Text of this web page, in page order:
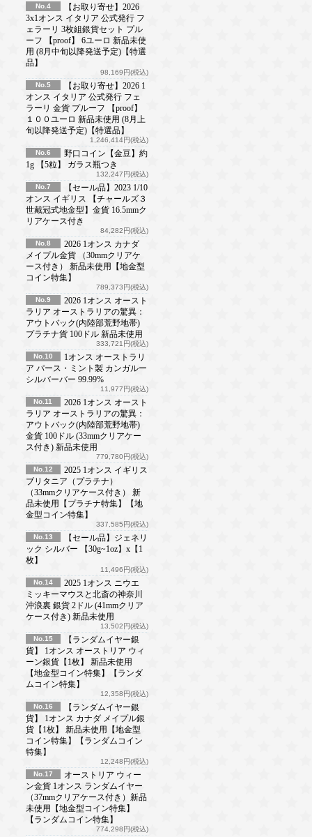
No.4
【お取り寄せ】2026
3x1オンス イタリア 公式発行 フ
ェラーリ 3枚組銀貨セット プル
ーフ 【proof】 6ユーロ 新品未使
用 (8月中旬以降発送予定)【特選
品】
98,169円(税込)
No.5
【お取り寄せ】2026 1
オンス イタリア 公式発行 フェ
ラーリ 金貨 プルーフ 【proof】
１００ユーロ 新品未使用 (8月上
旬以降発送予定)【特選品】
1,246,414円(税込)
No.6
野口コイン【金豆】約
1g 【5粒】 ガラス瓶つき
132,247円(税込)
No.7
【セール品】2023 1/10
オンス イギリス 【チャールズ３
世戴冠式地金型】金貨 16.5mmク
リアケース付き
84,282円(税込)
No.8
2026 1オンス カナダ
メイプル金貨 （30mmクリアケ
ース付き） 新品未使用【地金型
コイン特集】
789,373円(税込)
No.9
2026 1オンス オースト
ラリア オーストラリアの驚異：
アウトバック(内陸部荒野地帯)
プラチナ貨 100ドル 新品未使用
333,721円(税込)
No.10
1オンス オーストラリ
ア パース・ミント製 カンガルー
シルバーバー 99.99%
11,977円(税込)
No.11
2026 1オンス オースト
ラリア オーストラリアの驚異：
アウトバック(内陸部荒野地帯)
金貨 100ドル (33mmクリアケー
ス付き) 新品未使用
779,780円(税込)
No.12
2025 1オンス イギリス
ブリタニア（プラチナ）
（33mmクリアケース付き） 新
品未使用【プラチナ特集】【地
金型コイン特集】
337,585円(税込)
No.13
【セール品】ジェネリ
ック シルバー 【30g~1oz】x【1
枚】
11,496円(税込)
No.14
2025 1オンス ニウエ
ミッキーマウスと北斎の神奈川
沖浪裏 銀貨 2ドル (41mmクリア
ケース付き) 新品未使用
13,502円(税込)
No.15
【ランダムイヤー銀
貨】 1オンス オーストリア ウィ
ーン銀貨【1枚】 新品未使用
【地金型コイン特集】【ランダ
ムコイン特集】
12,358円(税込)
No.16
【ランダムイヤー銀
貨】 1オンス カナダ メイプル銀
貨【1枚】 新品未使用【地金型
コイン特集】【ランダムコイン
特集】
12,248円(税込)
No.17
オーストリア ウィー
ン金貨 1オンス ランダムイヤー
（37mmクリアケース付き）新品
未使用【地金型コイン特集】
【ランダムコイン特集】
774,298円(税込)